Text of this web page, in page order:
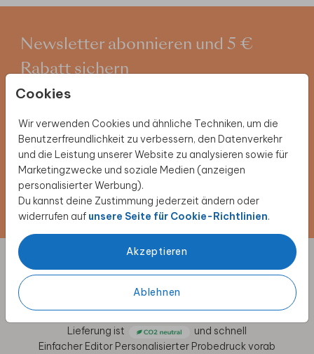
Cookies
Wir verwenden Cookies und ähnliche Techniken, um die
Benutzerfreundlichkeit zu verbessern, den Datenverkehr
und die Leistung unserer Website zu analysieren sowie für
Marketingzwecke und soziale Medien (anzeigen
personalisierter Werbung).
Du kannst deine Zustimmung jederzeit ändern oder
widerrufen auf unsere Seite für Cookie-Richtlinien.
Akzeptieren
Ablehnen
Newsletter abonnieren und 5 €
Rabatt sichern
Melde dich für unseren Newsletter an und entdecke
spannende Neuigkeiten aus unserer Produktwelt. Als
Dankeschön erhältst du 5 € Rabatt auf deine nächste
Bestellung.
Jetzt anmelden!
Lieferung ist
und schnell
Einfacher Editor Personalisierter Probedruck vorab